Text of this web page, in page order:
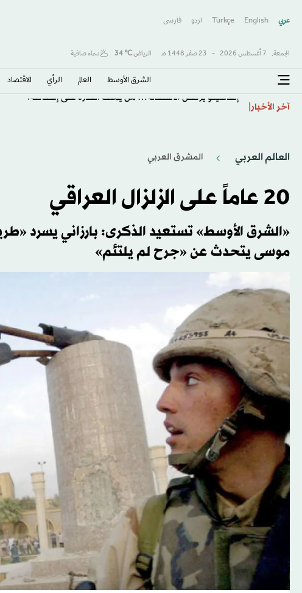
عربي English
Türkçe اردو فارسى
الجمعة, 7 أغسطس 2026 - 23 صفَر 1448 هـ الرياض℃
34 سماء صافية
الشرق الأوسط​ العالم الرأي الاقتصاد
آخر الأخبار إنفانتينو يرفض الاستقالة… من يملك القدرة على إسقاطه؟
العالم العربي المشرق العربي
20 عاماً على الزلزال العراقي
«الشرق الأوسط» تستعيد الذكرى: بارزاني يسرد
موسى يتحدث عن «جرح لم يلتئم»